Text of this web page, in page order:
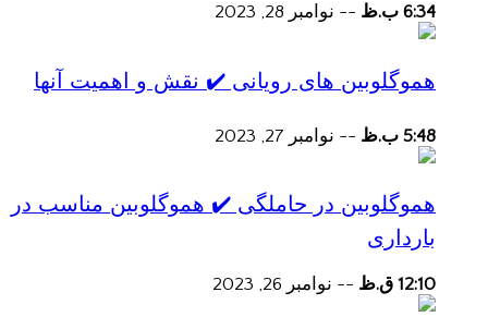
6:34 ب.ظ -- نوامبر 28, 2023
هموگلوبین های رویانی ✔️ نقش و اهمیت آنها
5:48 ب.ظ -- نوامبر 27, 2023
هموگلوبین در حاملگی ✔️ هموگلوبین مناسب در
بارداری
12:10 ق.ظ -- نوامبر 26, 2023